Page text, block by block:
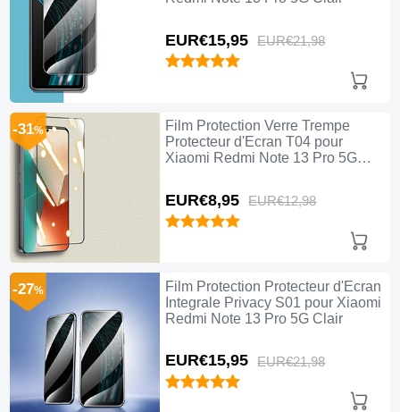
EUR€15,95 EUR€21,98
Film Protection Verre Trempe
Protecteur d'Ecran T04 pour
Xiaomi Redmi Note 13 Pro 5G
EUR€8,95 EUR€12,98
-31%
Film Protection Protecteur d'Ecran
Integrale Privacy S01 pour Xiaomi
Redmi Note 13 Pro 5G Clair
EUR€15,95 EUR€21,98
-27%